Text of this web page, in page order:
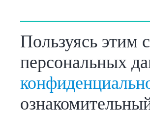
Пользуясь этим
персональных